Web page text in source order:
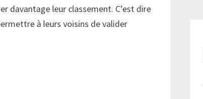
davantage leur classement. C’est dire
à leurs voisins de valider